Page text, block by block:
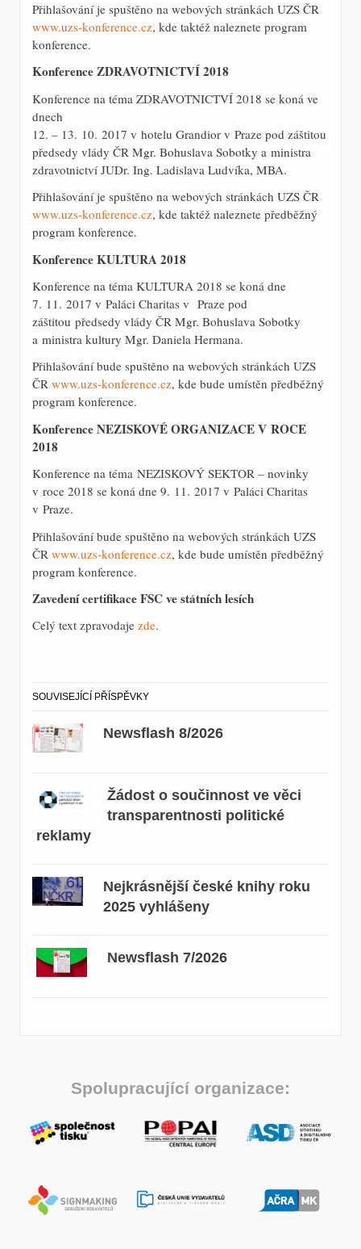
Přihlašování je spuštěno na webových stránkách UZS ČR
www.uzs-konference.cz, kde taktéž naleznete program
konference.
Konference ZDRAVOTNICTVÍ 2018
Konference na téma ZDRAVOTNICTVÍ 2018 se koná ve
dnech
12. – 13. 10. 2017 v hotelu Grandior v Praze pod záštitou
předsedy vlády ČR Mgr. Bohuslava Sobotky a ministra
zdravotnictví JUDr. Ing. Ladislava Ludvíka, MBA.
Přihlašování je spuštěno na webových stránkách UZS ČR
www.uzs-konference.cz, kde taktéž naleznete předběžný
program konference.
Konference KULTURA 2018
Konference na téma KULTURA 2018 se koná dne
7. 11. 2017 v Paláci Charitas v Praze pod
záštitou předsedy vlády ČR Mgr. Bohuslava Sobotky
a ministra kultury Mgr. Daniela Hermana.
Přihlašování bude spuštěno na webových stránkách UZS
ČR www.uzs-konference.cz, kde bude umístěn předběžný
program konference.
Konference NEZISKOVÉ ORGANIZACE V ROCE
2018
Konference na téma NEZISKOVÝ SEKTOR – novinky
v roce 2018 se koná dne 9. 11. 2017 v Paláci Charitas
v Praze.
Přihlašování bude spuštěno na webových stránkách UZS
ČR www.uzs-konference.cz, kde bude umístěn předběžný
program konference.
Zavedení certifikace FSC ve státních lesích
Celý text zpravodaje zde.
SOUVISEJÍCÍ PŘÍSPĚVKY
Newsflash 8/2026
Žádost o součinnost ve věci
transparentnosti politické
reklamy
Nejkrásnější české knihy roku
2025 vyhlášeny
Newsflash 7/2026
Spolupracující organizace: